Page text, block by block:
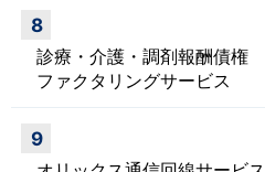
8
診療・介護・調剤報酬債権
ファクタリングサービス
9